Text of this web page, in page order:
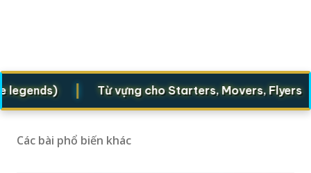
| Từ vựng cho Starters, Movers, Flyers |
Các bài phổ biến khác